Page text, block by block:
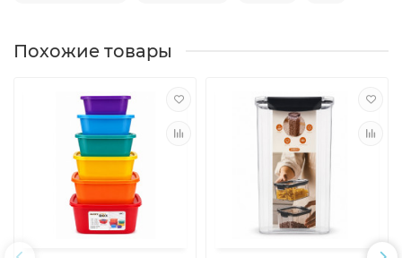
Похожие товары